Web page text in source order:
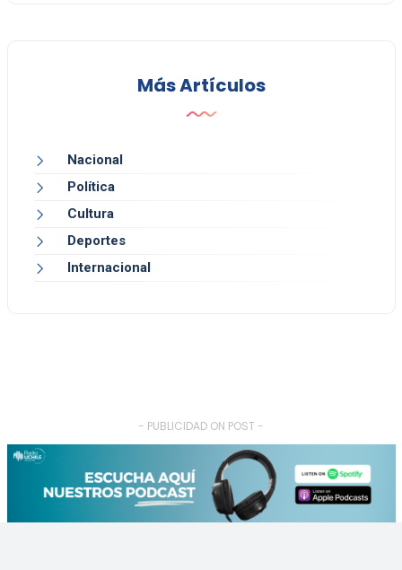
Más Artículos
Nacional
Política
Cultura
Deportes
Internacional
- PUBLICIDAD ON POST -